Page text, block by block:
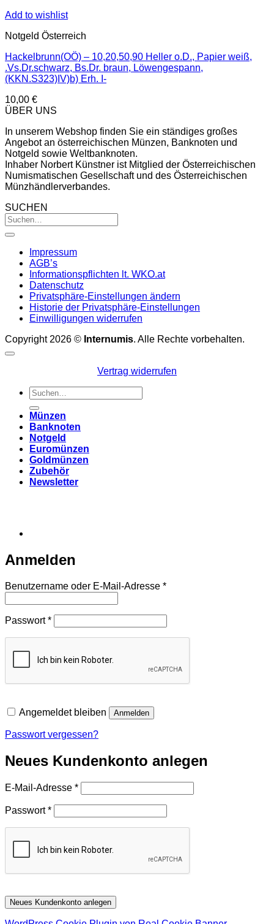
Add to wishlist
Notgeld Österreich
Hackelbrunn(OÖ) – 10,20,50,90 Heller o.D., Papier weiß,
.Vs.Dr.schwarz, Bs.Dr. braun, Löwengespann,
(KKN.S323)IV)b) Erh. I-
10,00 €
ÜBER UNS
In unserem Webshop finden Sie ein ständiges großes
Angebot an österreichischen Münzen, Banknoten und
Notgeld sowie Weltbanknoten.
Inhaber Norbert Künstner ist Mitglied der Österreichischen
Numismatischen Gesellschaft und des Österreichischen
Münzhändlerverbandes.
SUCHEN
Impressum
AGB’s
Informationspflichten lt. WKO.at
Datenschutz
Privatsphäre-Einstellungen ändern
Historie der Privatsphäre-Einstellungen
Einwilligungen widerrufen
Copyright 2026 © Internumis. Alle Rechte vorbehalten.
Vertrag widerrufen
Suchen
nach:
Münzen
Banknoten
Notgeld
Euromünzen
Goldmünzen
Zubehör
Newsletter
Anmelden
Benutzername oder E-Mail-Adresse *Erforderlich
Passwort*Erforderlich
Angemeldet bleiben Anmelden
Passwort vergessen?
Neues Kundenkonto anlegen
E-Mail-Adresse *Erforderlich
Passwort*Erforderlich
Neues Kundenkonto anlegen